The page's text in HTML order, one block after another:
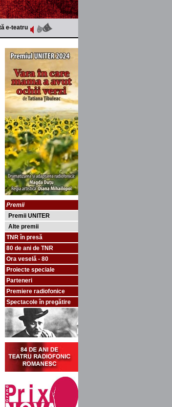
e-teatru
Premii
Premii UNITER
Alte premii
TNR în presă
80 de ani de TNR
Ora veselă - 80
Proiecte speciale
Parteneri
Premiere radiofonice
Spectacole în pregătire